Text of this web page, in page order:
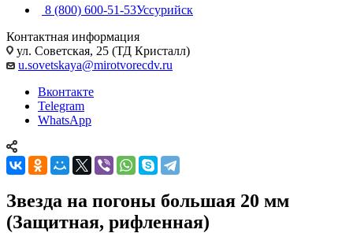
8 (800) 600-51-53Уссурийск
Контактная информация
ул. Советская, 25 (ТД Кристалл)
u.sovetskaya@mirotvorecdv.ru
Вконтакте
Telegram
WhatsApp
Звезда на погоны большая 20 мм
(Защитная, рифленная)